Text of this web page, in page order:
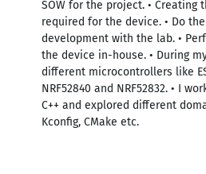
SOW for the project. • Creating
required for the device. • Do
development with the lab. •
the device in-house. • During
different microcontrollers like
NRF52840 and NRF52832. • I
C++ and explored different
Kconfig, CMake etc.